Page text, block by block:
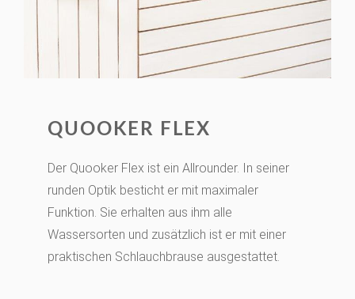
QUOOKER FLEX
Der Quooker Flex ist ein Allrounder. In seiner
runden Optik besticht er mit maximaler
Funktion. Sie erhalten aus ihm alle
Wassersorten und zusätzlich ist er mit einer
praktischen Schlauchbrause ausgestattet.